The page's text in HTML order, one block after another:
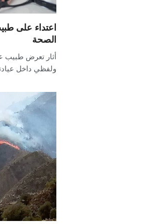
اعتداء على
الصحة
أثار تعرض طبيب
ولفظي داخل